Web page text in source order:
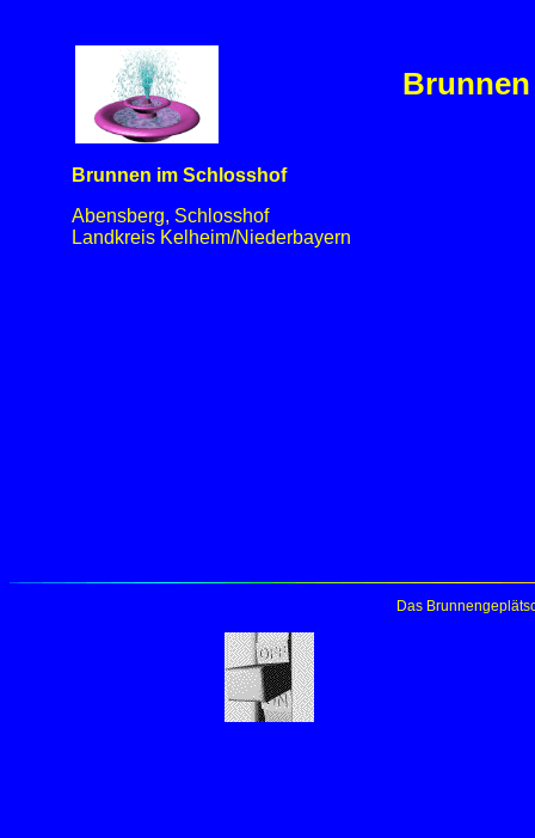
Brunnen im Schlosshof
Abensberg, Schlosshof
Landkreis Kelheim/Niederbayern
Das